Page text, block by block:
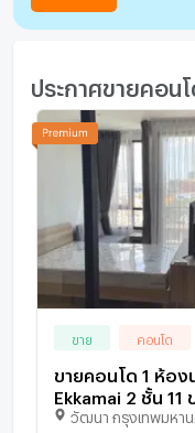
ขาย คอนโด
ขายคอนโด 1 ห้อง
Ekkamai 2 ชั้น 11
ตร.ม. ใกล้ BTS เอ
วัฒนา กรุงเทพมหา